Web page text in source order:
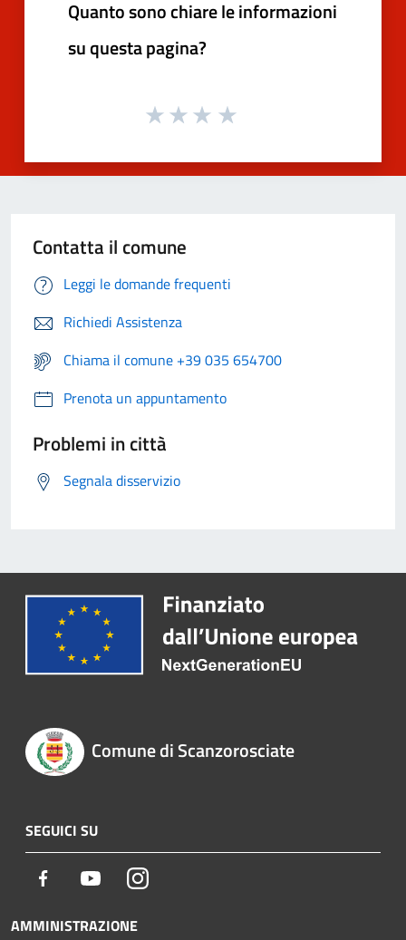
Quanto sono chiare le informazioni
su questa pagina?
Contatta il comune
Leggi le domande frequenti
Richiedi Assistenza
Chiama il comune +39 035 654700
Prenota un appuntamento
Problemi in città
Segnala disservizio
Comune di Scanzorosciate
SEGUICI SU
Facebook YoutubeInstagram
AMMINISTRAZIONE